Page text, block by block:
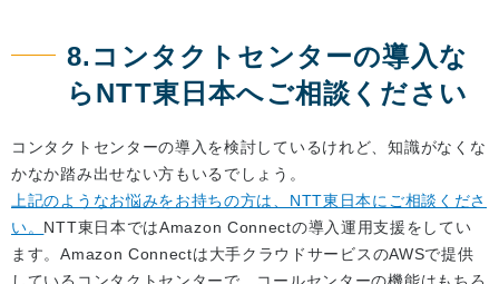
8.コンタクトセンターの導入な
らNTT東日本へご相談ください
コンタクトセンターの導入を検討しているけれど、知識がなくな
かなか踏み出せない方もいるでしょう。
上記のようなお悩みをお持ちの方は、NTT東日本にご相談くださ
い。 NTT東日本ではAmazon Connectの導入運用支援をしてい
ます。Amazon Connectは大手クラウドサービスのAWSで提供